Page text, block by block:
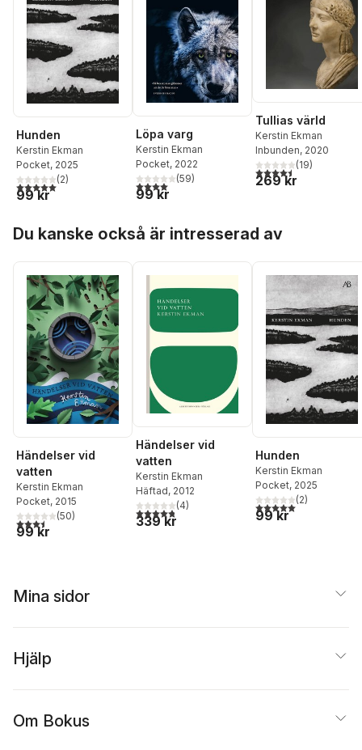
Hunden
Kerstin Ekman
Pocket, 2025
5,0utav 5 stjärnor. Totalt antal röster:
(2)
99 kr
Löpa varg
Kerstin Ekman
Pocket, 2022
4,0utav 5 stjärnor. Totalt antal röster:
(59)
99 kr
Tullias värld
Kerstin Ekman
Inbunden, 2020
4,5utav 5 stjärnor.
(19)
269 kr
Du kanske också är intresserad av
Händelser vid
vatten
Kerstin Ekman
Pocket, 2015
3,5utav 5 stjärnor. Totalt antal röster:
(50)
99 kr
Händelser vid
vatten
Kerstin Ekman
Häftad, 2012
4,8utav 5 stjärnor. Totalt antal röster:
(4)
339 kr
Hunden
Kerstin Ekman
Pocket, 2025
5,0utav 5 stjärnor.
(2)
99 kr
Mina sidor
Hjälp
Om Bokus